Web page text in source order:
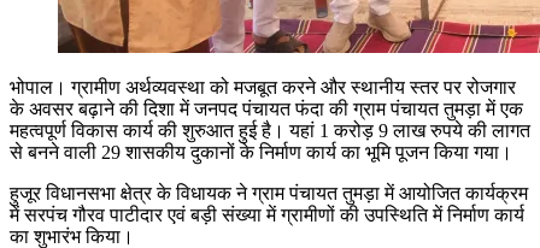
भोपाल। ग्रामीण अर्थव्यवस्था को मजबूत करने और स्थानीय स्तर पर रोजगार
के अवसर बढ़ाने की दिशा में जनपद पंचायत फंदा की ग्राम पंचायत तुमड़ा में एक
महत्वपूर्ण विकास कार्य की शुरुआत हुई है। यहां 1 करोड़ 9 लाख रुपये की लागत
से बनने वाली 29 शासकीय दुकानों के निर्माण कार्य का भूमि पूजन किया गया।
हुजूर विधानसभा क्षेत्र के विधायक ने ग्राम पंचायत तुमड़ा में आयोजित कार्यक्रम
में सरपंच गौरव पाटीदार एवं बड़ी संख्या में ग्रामीणों की उपस्थिति में निर्माण कार्य
का शुभारंभ किया।